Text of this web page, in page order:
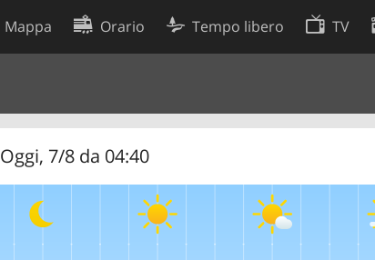
Mappa Orario Tempo libero TV
Oggi, 7/8 da 04:40
Preferenze cookie